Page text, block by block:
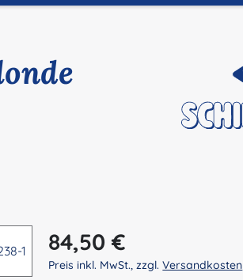
Regulärer Preis:
84,50 €
Preis inkl. MwSt., zzgl.Versandkosten